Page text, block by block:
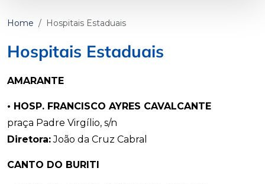
Home Hospitais Estaduais
Hospitais Estaduais
AMARANTE
• HOSP. FRANCISCO AYRES CAVALCANTE
praça Padre Virgílio, s/n
Diretora:João da Cruz Cabral
CANTO DO BURITI